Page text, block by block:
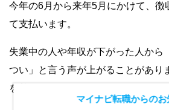
今年の6月から来年5月にかけて、徴
て支払います。
失業中の人や年収が下がった人から
つい」と言う声が上がることがあり
を基準にしているからです。
マイナビ転職からの